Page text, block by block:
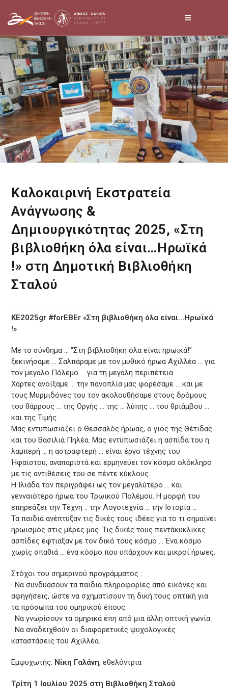
content
Καλοκαιρινή Εκστρατεία
Ανάγνωσης &
Δημιουργικότητας 2025, «Στη
βιβλιοθήκη όλα είναι…Ηρωϊκά
!» στη Δημοτική Βιβλιοθήκη
Σταλού
ΚΕ2025gr #forEBEr «Στη βιβλιοθήκη όλα είναι…Ηρωϊκά
!»
Με το σύνθημα … “Στη βιβλιοθήκη όλα είναι ηρωικά!”
ξεκινήσαμε … Σαλπάραμε με τον μυθικό ήρωα Αχιλλέα … για
τον μεγάλο Πόλεμο … για τη μεγάλη περιπέτεια.
Χάρτες ανοίξαμε … την πανοπλία μας φορέσαμε … και με
τους Μυρμιδόνες του τον ακολουθήσαμε στους δρόμους
του θάρρους … της Οργής … της … λύπης … του θριάμβου …
και της Τιμής.
Μας εντυπωσιάζει ο Θεσσαλός ήρωας, ο γιος της Θέτιδας
και του Βασιλιά Πηλέα. Μας εντυπωσιάζει η ασπίδα του η
λαμπερή … η αστραφτερή … είναι έργο τέχνης του
Ήφαιστου, αναπαριστά και ερμηνεύει τον κόσμο ολόκληρο
με τις αντιθέσεις του σε πέντε κύκλους.
Η Ιλιάδα τον περιγράφει ως τον μεγαλύτερο … και
γενναιότερο ήρωα του Τρωικού Πολέμου. Η μορφή του
επηρεάζει την Τέχνη .. την Λογοτεχνία … την Ιστορία …
Τα παιδιά ανέπτυξαν τις δικές τους ιδέες για το τι σημαίνει
ηρωισμός στις μέρες μας. Τις δικές τους πεντάκυκλικες
ασπίδες έφτιαξαν με τον δικό τους κόσμο … Ένα κόσμο
χωρίς σπαθιά … ένα κόσμο που υπάρχουν και μικροί ήρωες.
Στόχοι του σημερινού προγράμματος :
· Να συνδυάσουν τα παιδιά πληροφορίες από εικόνες και
αφηγήσεις, ώστε να σχηματίσουν τη δική τους οπτική για
τα πρόσωπα του ομηρικού έπους.
· Να γνωρίσουν τα ομηρικά έπη από μια άλλη οπτική γωνία.
· Να αναδειχθούν οι διαφορετικές ψυχολογικές
καταστάσεις του Αχιλλέα.
Εμψυχωτής: Νίκη Γαλάνη, εθελόντρια
Τρίτη 1 Ιουλίου 2025 στη Βιβλιοθήκη Σταλού